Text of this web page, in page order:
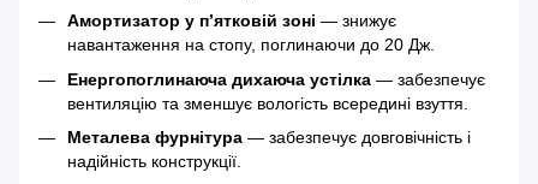
Амортизатор у п’ятковій зоні — знижує
навантаження на стопу, поглинаючи до 20 Дж.
Енергопоглинаюча дихаюча устілка — забезпечує
вентиляцію та зменшує вологість всередині взуття.
Металева фурнітура — забезпечує довговічність і
надійність конструкції.